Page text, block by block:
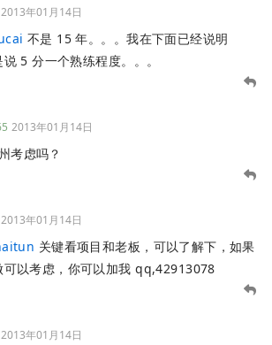
2013年01月14日
不是 15 年。。。我在下面已经说明
5 分一个熟练程度。。。
2013年01月14日
考虑吗？
2013年01月14日
关键看项目和老板，可以了解下，如果
可以考虑，你可以加我 qq,42913078
2013年01月14日